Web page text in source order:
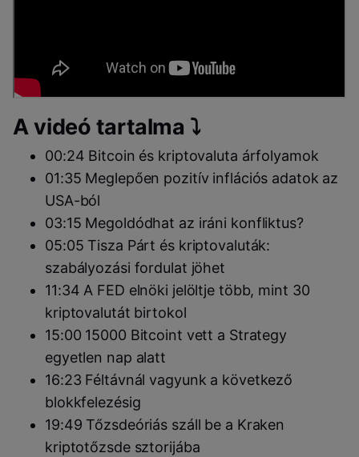
A videó tartalma ⤵️
00:24 Bitcoin és kriptovaluta árfolyamok
01:35 Meglepően pozitív inflációs adatok az
USA-ból
03:15 Megoldódhat az iráni konfliktus?
05:05 Tisza Párt és kriptovaluták:
szabályozási fordulat jöhet
11:34 A FED elnöki jelöltje több, mint 30
kriptovalutát birtokol
15:00 15000 Bitcoint vett a Strategy
egyetlen nap alatt
16:23 Féltávnál vagyunk a következő
blokkfelezésig
19:49 Tőzsdeóriás száll be a Kraken
kriptotőzsde sztorijába